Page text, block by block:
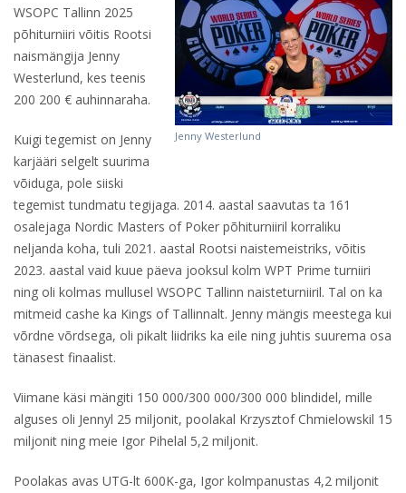
Jenny Westerlund
WSOPC Tallinn 2025
põhiturniiri võitis Rootsi
naismängija Jenny
Westerlund, kes teenis
200 200 € auhinnaraha.
Kuigi tegemist on Jenny
karjääri selgelt suurima
võiduga, pole siiski
tegemist tundmatu tegijaga. 2014. aastal saavutas ta 161
osalejaga Nordic Masters of Poker põhiturniiril korraliku
neljanda koha, tuli 2021. aastal Rootsi naistemeistriks, võitis
2023. aastal vaid kuue päeva jooksul kolm WPT Prime turniiri
ning oli kolmas mullusel WSOPC Tallinn naisteturniiril. Tal on ka
mitmeid cashe ka Kings of Tallinnalt. Jenny mängis meestega kui
võrdne võrdsega, oli pikalt liidriks ka eile ning juhtis suurema osa
tänasest finaalist.
Viimane käsi mängiti 150 000/300 000/300 000 blindidel, mille
alguses oli Jennyl 25 miljonit, poolakal Krzysztof Chmielowskil 15
miljonit ning meie Igor Pihelal 5,2 miljonit.
Poolakas avas UTG-lt 600K-ga, Igor kolmpanustas 4,2 miljonit